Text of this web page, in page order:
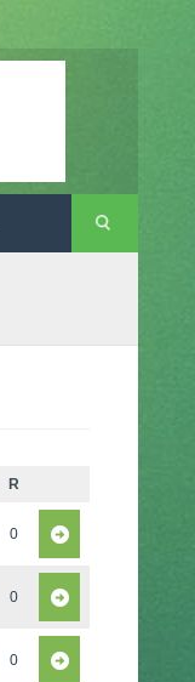
R
0
0
0